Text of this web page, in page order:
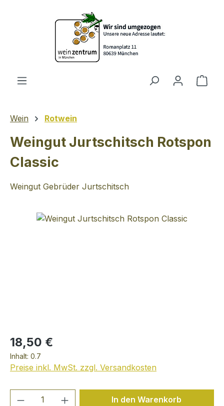
Zum Hauptinhalt springen
Wein Rotwein
Weingut Jurtschitsch Rotspon
Classic
Weingut Gebrüder Jurtschitsch
Bildergalerie überspringen
18,50 €
Inhalt: 0.7
Preise inkl. MwSt. zzgl. Versandkosten
Produkt Anzahl: Gib denIn den Warenkorb